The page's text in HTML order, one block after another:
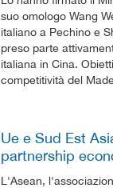
suo omologo Wang
italiano a Pechino e
preso parte
italiana in Cina.
competitività del
Ue e Sud Est
partnership
L'Asean,